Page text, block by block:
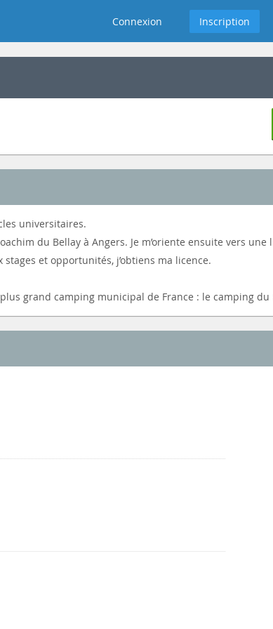
Connexion Inscription
universitaires.
du Bellay à Angers. Je m’oriente ensuite vers une
et opportunités, j’obtiens ma licence.
grand camping municipal de France : le camping du